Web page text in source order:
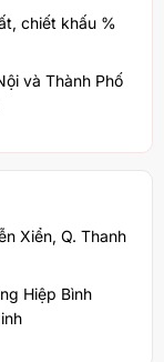
chiết khấu %
và Thành Phố
Xiển, Q. Thanh
Hiệp Bình